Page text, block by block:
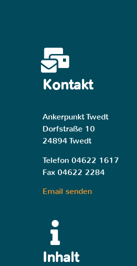
Kontakt
Ankerpunkt Twedt
Dorfstraße 10
24894 Twedt
Telefon 04622 1617
Fax 04622 2284
Email senden
Inhalt